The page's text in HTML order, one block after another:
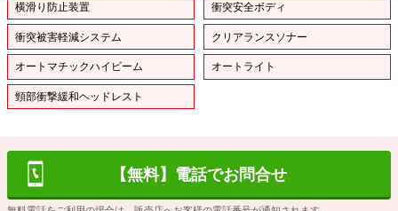
横滑り防止装置 衝突安全ボディ
衝突被害軽減システム クリアランスソナー
オートマチックハイビーム オートライト
頸部衝撃緩和ヘッドレスト
【無料】電話でお問合せ